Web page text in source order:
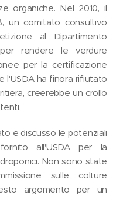
organiche. Nel 2010, il
un comitato consultivo
al Dipartimento
rendere le verdure
per la certificazione
l'USDA ha finora rifiutato
creerebbe un crollo
e discusso le potenziali
all'USDA per la
Non sono state
sulle colture
argomento per un